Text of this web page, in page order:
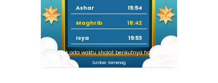
Ashar
15:54
Maghrib
18:42
Isya
19:53
Tidak ada waktu sholat berikutnya hari ini.
Sumber: Kemenag